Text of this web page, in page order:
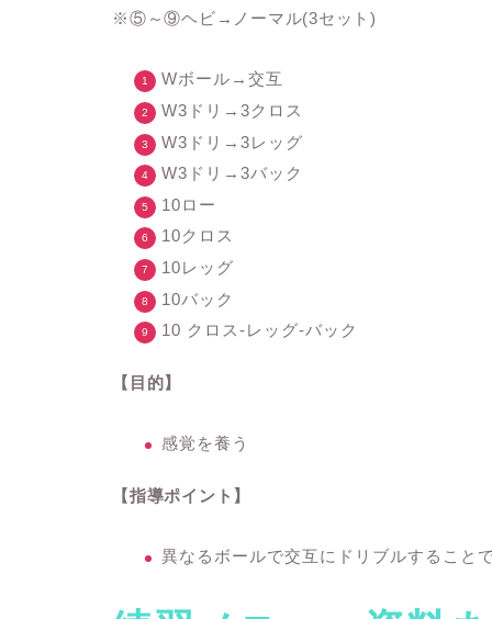
※⑤～⑨ヘビ→ノーマル(3セット)
Wボール→交互
W3ドリ→3クロス
W3ドリ→3レッグ
W3ドリ→3バック
10ロー
10クロス
10レッグ
10バック
10 クロス-レッグ-バック
【目的】
感覚を養う
【指導ポイント】
異なるボールで交互にドリブルすること